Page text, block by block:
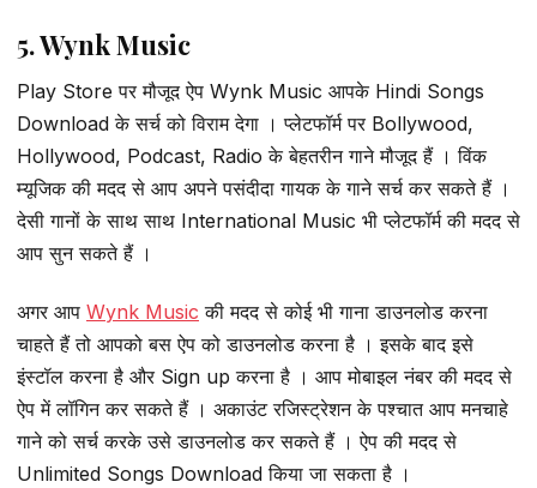
5. Wynk Music
Play Store पर मौजूद ऐप Wynk Music आपके Hindi Songs
Download के सर्च को विराम देगा । प्लेटफॉर्म पर Bollywood,
Hollywood, Podcast, Radio के बेहतरीन गाने मौजूद हैं । विंक
म्यूजिक की मदद से आप अपने पसंदीदा गायक के गाने सर्च कर सकते हैं ।
देसी गानों के साथ साथ International Music भी प्लेटफॉर्म की मदद से
आप सुन सकते हैं ।
अगर आप Wynk Music की मदद से कोई भी गाना डाउनलोड करना
चाहते हैं तो आपको बस ऐप को डाउनलोड करना है । इसके बाद इसे
इंस्टॉल करना है और Sign up करना है । आप मोबाइल नंबर की मदद से
ऐप में लॉगिन कर सकते हैं । अकाउंट रजिस्ट्रेशन के पश्चात आप मनचाहे
गाने को सर्च करके उसे डाउनलोड कर सकते हैं । ऐप की मदद से
Unlimited Songs Download किया जा सकता है ।